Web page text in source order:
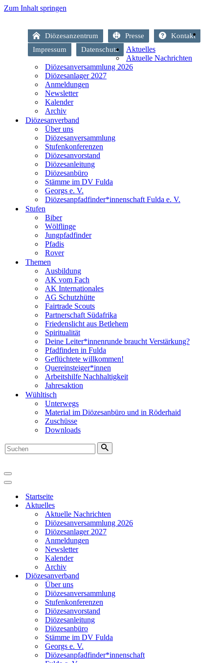
Zum Inhalt springen
Diözesanzentrum Presse
Kontakt
Impressum
Datenschutz
Aktuelles
Aktuelle Nachrichten
Diözesanversammlung 2026
Diözesanlager 2027
Anmeldungen
Newsletter
Kalender
Archiv
Diözesanverband
Über uns
Diözesanversammlung
Stufenkonferenzen
Diözesanvorstand
Diözesanleitung
Diözesanbüro
Stämme im DV Fulda
Georgs e. V.
Diözesanpfadfinder*innenschaft Fulda e. V.
Stufen
Biber
Wölflinge
Jungpfadfinder
Pfadis
Rover
Themen
Ausbildung
AK vom Fach
AK Internationales
AG Schutzhütte
Fairtrade Scouts
Partnerschaft Südafrika
Friedenslicht aus Betlehem
Spiritualität
Deine Leiter*innenrunde braucht Verstärkung?
Pfadfinden in Fulda
Geflüchtete willkommen!
Quereinsteiger*innen
Arbeitshilfe Nachhaltigkeit
Jahresaktion
Wühltisch
Unterwegs
Material im Diözesanbüro und in Röderhaid
Zuschüsse
Downloads
Suchen
nach …
Navigationsmenü
Navigationsmenü
Startseite
Aktuelles
Aktuelle Nachrichten
Diözesanversammlung 2026
Diözesanlager 2027
Anmeldungen
Newsletter
Kalender
Archiv
Diözesanverband
Über uns
Diözesanversammlung
Stufenkonferenzen
Diözesanvorstand
Diözesanleitung
Diözesanbüro
Stämme im DV Fulda
Georgs e. V.
Diözesanpfadfinder*innenschaft